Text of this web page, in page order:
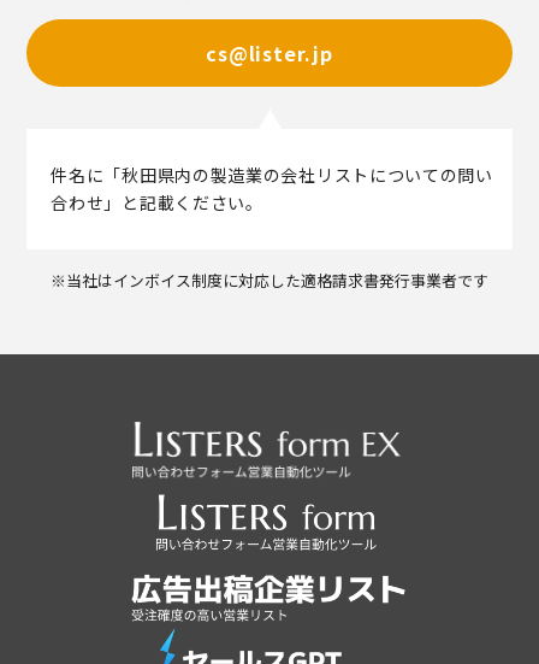
cs@lister.jp
件名に「秋田県内の製造業の会社リストについての問い
合わせ」と記載ください。
※当社はインボイス制度に対応した適格請求書発行事業者です